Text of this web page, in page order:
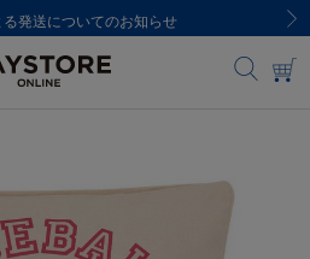
発送についてのお知らせ